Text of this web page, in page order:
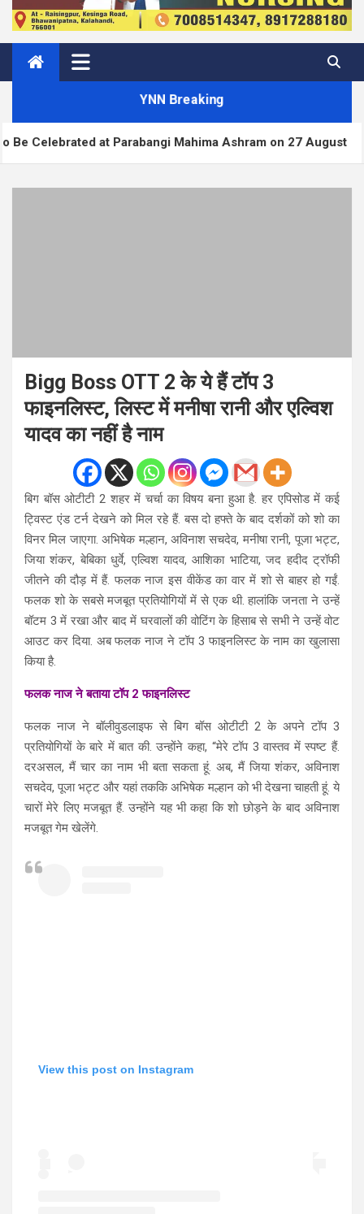
YNN Breaking
at Parabangi Mahima Ashram on 27 August
Bigg Boss OTT 2 के ये हैं टॉप 3
फाइनलिस्ट, लिस्ट में मनीषा रानी और एल्विश
यादव का नहीं है नाम
बिग बॉस ओटीटी 2 शहर में चर्चा का विषय बना हुआ है. हर एपिसोड में कई
ट्विस्ट एंड टर्न देखने को मिल रहे हैं. बस दो हफ्ते के बाद दर्शकों को शो का
विनर मिल जाएगा. अभिषेक मल्हान, अविनाश सचदेव, मनीषा रानी, पूजा भट्ट,
जिया शंकर, बेबिका धुर्वे, एल्विश यादव, आशिका भाटिया, जद हदीद ट्रॉफी
जीतने की दौड़ में हैं. फलक नाज इस वीकेंड का वार में शो से बाहर हो गईं.
फलक शो के सबसे मजबूत प्रतियोगियों में से एक थी. हालांकि जनता ने उन्हें
बॉटम 3 में रखा और बाद में घरवालों की वोटिंग के हिसाब से सभी ने उन्हें वोट
आउट कर दिया. अब फलक नाज ने टॉप 3 फाइनलिस्ट के नाम का खुलासा
किया है.
फलक नाज ने बताया टॉप 2 फाइनलिस्ट
फलक नाज ने बॉलीवुडलाइफ से बिग बॉस ओटीटी 2 के अपने टॉप 3
प्रतियोगियों के बारे में बात की. उन्होंने कहा, “मेरे टॉप 3 वास्तव में स्पष्ट हैं.
दरअसल, मैं चार का नाम भी बता सकता हूं. अब, मैं जिया शंकर, अविनाश
सचदेव, पूजा भट्ट और यहां तक​कि अभिषेक मल्हान को भी देखना चाहती हूं. ये
चारों मेरे लिए मजबूत हैं. उन्होंने यह भी कहा कि शो छोड़ने के बाद अविनाश
मजबूत गेम खेलेंगे.
View this post on Instagram